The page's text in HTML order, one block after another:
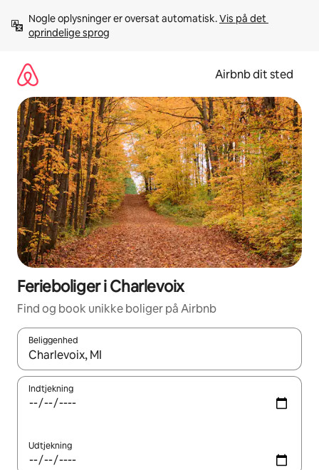
videre
Nogle oplysninger er oversat automatisk. Vis på det
oprindelige sprog
Airbnb dit sted
Ferieboliger i Charlevoix
Find og book unikke boliger på Airbnb
Beliggenhed
Når resultaterne er tilgængelige, skal du navigere med
Indtjekning
Udtjekning